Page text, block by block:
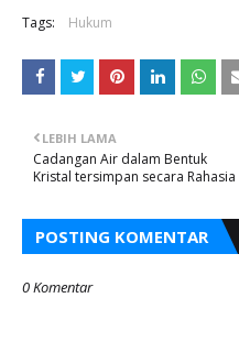
Tags: Hukum
LEBIH LAMA
Cadangan Air dalam Bentuk
Kristal tersimpan secara Rahasia
POSTING KOMENTAR
0 Komentar